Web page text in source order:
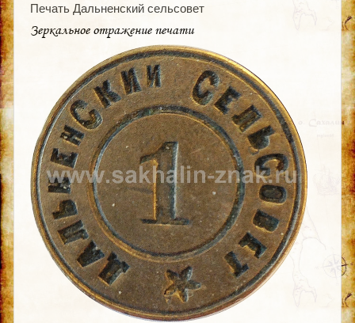
Печать Дальненский сельсовет
Зеркальное отражение печати